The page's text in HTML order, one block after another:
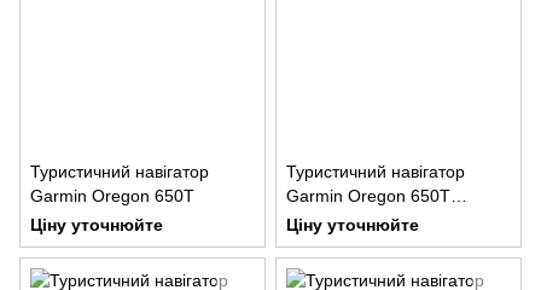
Туристичний навігатор
Garmin Oregon 650T
Ціну уточнюйте
Туристичний навігатор
Garmin Oregon 650T
Аероскан
Ціну уточнюйте